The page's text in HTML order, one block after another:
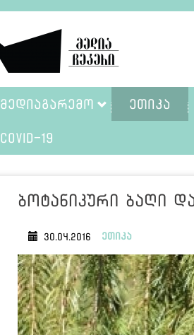
ᲛᲔᲓᲘᲐᲒᲐᲠᲔᲛᲝ ᲔᲗᲘᲙᲐ
COVID-19
ბოტანიკური ბაღი
30.04.2016 ეთიკა